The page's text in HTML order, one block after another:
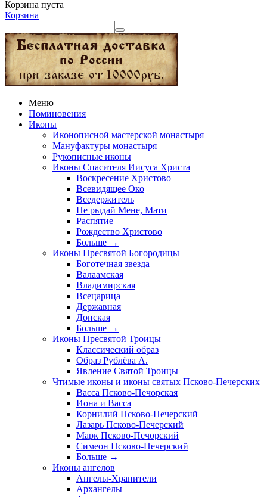
Корзина пуста
Корзина
Меню
Поминовения
Иконы
Иконописной мастерской монастыря
Мануфактуры монастыря
Рукописные иконы
Иконы Спасителя Иисуса Христа
Воскресение Христово
Всевидящее Око
Вседержитель
Не рыдай Мене, Мати
Распятие
Рождество Христово
Больше →
Иконы Пресвятой Богородицы
Боготечная звезда
Валаамская
Владимирская
Всецарица
Державная
Донская
Больше →
Иконы Пресвятой Троицы
Классический образ
Образ Рублёва А.
Явление Святой Троицы
Чтимые иконы и иконы святых Псково-Печерских
Васса Псково-Печорская
Иона и Васса
Корнилий Псково-Печерский
Лазарь Псково-Печерский
Марк Псково-Печорский
Симеон Псково-Печерский
Больше →
Иконы ангелов
Ангелы-Хранители
Архангелы